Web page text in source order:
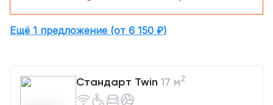
Ещё 1 предложение (от 6 150 ₽)
Стандарт Twin 17 м2